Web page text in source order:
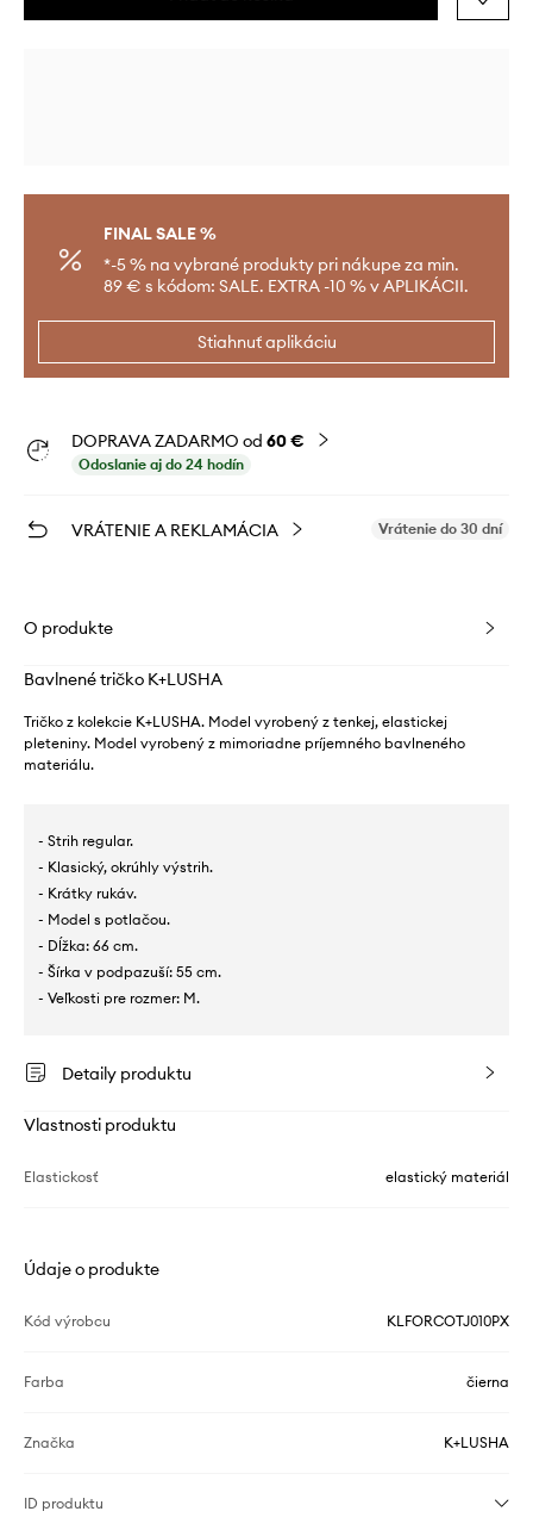
FINAL SALE %
*-5 % na vybrané produkty pri nákupe za min.
89 € s kódom: SALE. EXTRA -10 % v APLIKÁCII.
Stiahnuť aplikáciu
DOPRAVA ZADARMO od 60 €
Odoslanie aj do 24 hodín
VRÁTENIE A REKLAMÁCIA Vrátenie do 30 dní
O produkte
Bavlnené tričko K+LUSHA
Tričko z kolekcie K+LUSHA. Model vyrobený z tenkej, elastickej
pleteniny. Model vyrobený z mimoriadne príjemného bavlneného
materiálu.
- Strih regular.
- Klasický, okrúhly výstrih.
- Krátky rukáv.
- Model s potlačou.
- Dĺžka: 66 cm.
- Šírka v podpazuší: 55 cm.
- Veľkosti pre rozmer: M.
Detaily produktu
Vlastnosti produktu
Elastickosť elastický materiál
Údaje o produkte
Kód výrobcu KLFORCOTJ010PX
Farba čierna
Značka K+LUSHA
ID produktu